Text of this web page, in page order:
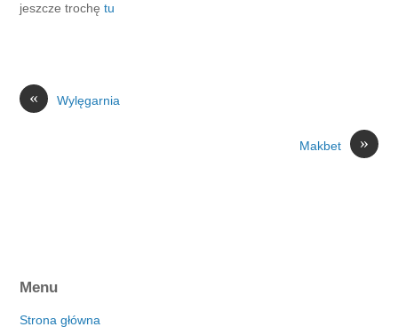
jeszcze trochętu
« Wylęgarnia
»
Makbet
Menu
Strona główna